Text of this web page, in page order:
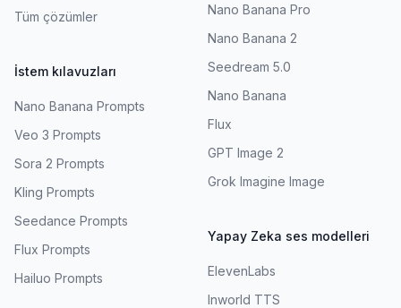
Tüm çözümler
İstem kılavuzları
Nano Banana Prompts
Veo 3 Prompts
Sora 2 Prompts
Kling Prompts
Seedance Prompts
Flux Prompts
Hailuo Prompts
Nano Banana Pro
Nano Banana 2
Seedream 5.0
Nano Banana
Flux
GPT Image 2
Grok Imagine Image
Yapay Zeka ses modelleri
ElevenLabs
Inworld TTS